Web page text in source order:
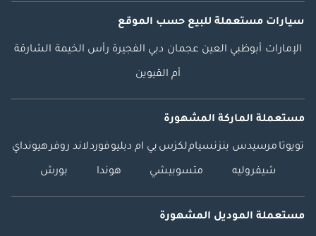
سيارات مستعملة للبيع حسب الموقع
الإمارات أبوظبي العين عجمان دبي الفجيرة رأس الخيمة الشارقة
أم القيوين
مستعملة الماركة المشهورة
تويوتا مرسيدس بنزنسياملكزس بي ام دبليوفوردلاند روفرهيونداي
شيفروليه متسوبيشي هوندا بورش
مستعملة الموديل المشهورة